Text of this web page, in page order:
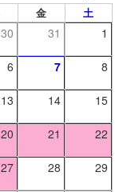
金 土
30 31 1
6 7 8
13 14 15
20 21 22
27 28 29